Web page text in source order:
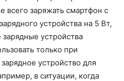
заряжать смартфон с
устройства на 5 Вт,
устройства
только при
устройство для
в ситуации, когда